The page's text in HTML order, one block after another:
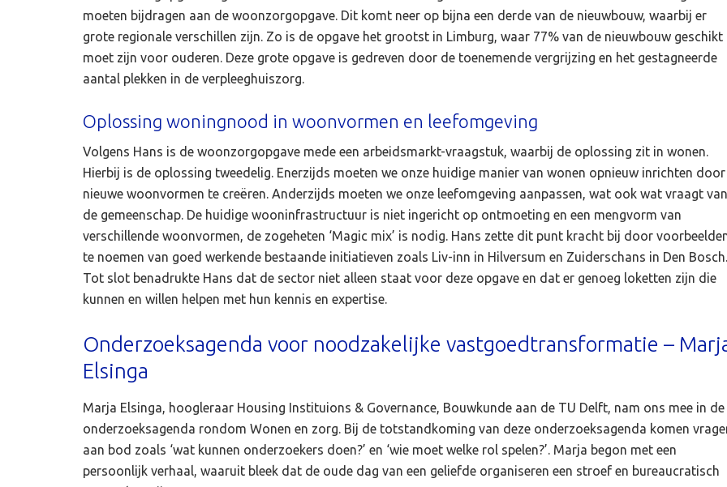
moeten bijdragen aan de woonzorgopgave. Dit komt neer op bijna een derde van de nieuwbouw, waarbij er
grote regionale verschillen zijn. Zo is de opgave het grootst in Limburg, waar 77% van de nieuwbouw geschikt
moet zijn voor ouderen. Deze grote opgave is gedreven door de toenemende vergrijzing en het gestagneerde
aantal plekken in de verpleeghuiszorg.
Oplossing woningnood in woonvormen en leefomgeving
Volgens Hans is de woonzorgopgave mede een arbeidsmarkt-vraagstuk, waarbij de oplossing zit in wonen.
Hierbij is de oplossing tweedelig. Enerzijds moeten we onze huidige manier van wonen opnieuw inrichten door
nieuwe woonvormen te creëren. Anderzijds moeten we onze leefomgeving aanpassen, wat ook wat vraagt van
de gemeenschap. De huidige wooninfrastructuur is niet ingericht op ontmoeting en een mengvorm van
verschillende woonvormen, de zogeheten ‘Magic mix’ is nodig. Hans zette dit punt kracht bij door
te noemen van goed werkende bestaande initiatieven zoals Liv-inn in Hilversum en Zuiderschans in Den Bosch.
Tot slot benadrukte Hans dat de sector niet alleen staat voor deze opgave en dat er genoeg loketten zijn die
kunnen en willen helpen met hun kennis en expertise.
Onderzoeksagenda voor noodzakelijke vastgoedtransformatie –
Elsinga
Marja Elsinga, hoogleraar Housing Instituions & Governance, Bouwkunde aan de TU Delft, nam ons mee in de
onderzoeksagenda rondom Wonen en zorg. Bij de totstandkoming van deze onderzoeksagenda komen
aan bod zoals ‘wat kunnen onderzoekers doen?’ en ‘wie moet welke rol spelen?’. Marja begon met een
persoonlijk verhaal, waaruit bleek dat de oude dag van een geliefde organiseren een stroef en bureaucratisch